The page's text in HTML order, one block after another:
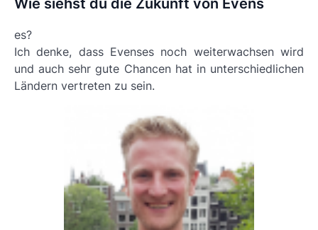
es?
Ich denke, dass Evenses noch weiterwachsen wird
und auch sehr gute Chancen hat in unterschiedlichen
Ländern vertreten zu sein.